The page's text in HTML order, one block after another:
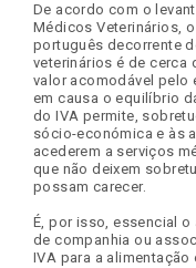
De acordo com o
Médicos Veterinários,
português decorrente
veterinários é de cerca
valor acomodável pelo
em causa o equilíbrio
do IVA permite,
sócio-económica e às
acederem a serviços
que não deixem
possam carecer.
É, por isso, essencial
de companhia ou
IVA para a alimentação